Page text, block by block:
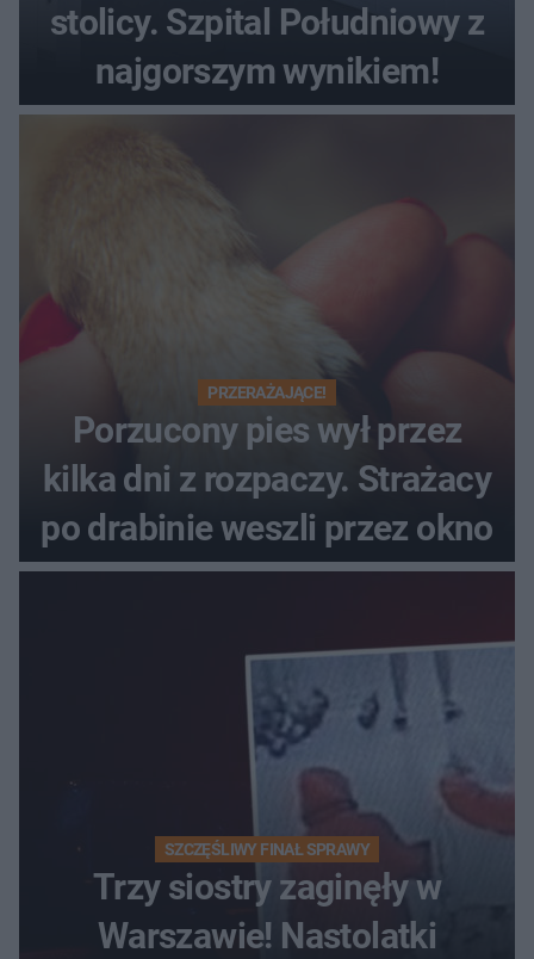
stolicy. Szpital Południowy z
najgorszym wynikiem!
PRZERAŻAJĄCE!
Porzucony pies wył przez
kilka dni z rozpaczy. Strażacy
po drabinie weszli przez okno
SZCZĘŚLIWY FINAŁ SPRAWY
Trzy siostry zaginęły w
Warszawie! Nastolatki